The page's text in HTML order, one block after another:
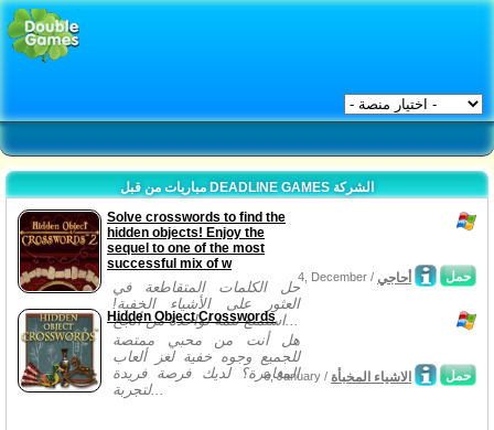
مباريات من قبل DEADLINE GAMES الشركة
Solve crosswords to find the
hidden objects! Enjoy the
sequel to one of the most
successful mix of w
حل الكلمات المتقاطعة في
العثور على الأشياء الخفية!
استمتع تتمة لواحدة من أنجح...
حمل 4, December / أحاجي
Hidden Object Crosswords
هل أنت من محبي ممتصة
للجميع وجوه خفية لغز ألعاب
المغامرة؟ لديك فرصة فريدة
لتجربة...
حمل 6, January / الاشياء المخبأة